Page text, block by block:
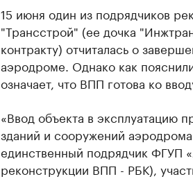
15 июня один из подрядчиков
"Трансстрой" (ее дочка
контракту) отчиталась о
аэродроме. Однако как
означает, что ВПП готова ко
«Ввод объекта в эксплуатацию
зданий и сооружений
единственный подрядчик ФГУП
реконструкции ВПП - РБК),